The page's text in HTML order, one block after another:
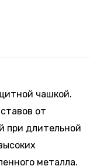
чашкой.
от
при длительной
металла.